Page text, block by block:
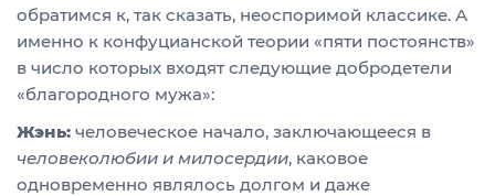
обратимся к, так сказать, неоспоримой классике. А
именно к конфуцианской теории «пяти постоянств»
в число которых входят следующие добродетели
«благородного мужа»:
Жэнь: человеческое начало, заключающееся в
человеколюбии и милосердии, каковое
одновременно являлось долгом и даже